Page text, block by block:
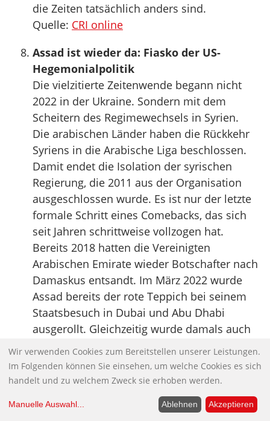
die Zeiten tatsächlich anders sind.
Quelle: CRI online
Assad ist wieder da: Fiasko der US-
Hegemonialpolitik
Die vielzitierte Zeitenwende begann nicht
2022 in der Ukraine. Sondern mit dem
Scheitern des Regimewechsels in Syrien.
Die arabischen Länder haben die Rückkehr
Syriens in die Arabische Liga beschlossen.
Damit endet die Isolation der syrischen
Regierung, die 2011 aus der Organisation
ausgeschlossen wurde. Es ist nur der letzte
formale Schritt eines Comebacks, das sich
seit Jahren schrittweise vollzogen hat.
Bereits 2018 hatten die Vereinigten
Arabischen Emirate wieder Botschafter nach
Damaskus entsandt. Im März 2022 wurde
Assad bereits der rote Teppich bei seinem
Staatsbesuch in Dubai und Abu Dhabi
ausgerollt. Gleichzeitig wurde damals auch
der syrische Aussenminister im saudischen
Riad empfangen.
Die USA und ihre NATO-Verbündeten
schlucken jetzt die bittere Pille der neuen
Realität. Die Pille heisst: Assad is back. Und
Wir verwenden Cookies zum Bereitstellen unserer Leistungen.
Im Folgenden können Sie einsehen, um welche Cookies es sich
handelt und zu welchem Zweck sie erhoben werden.
Manuelle Auswahl... Ablehnen Akzeptieren